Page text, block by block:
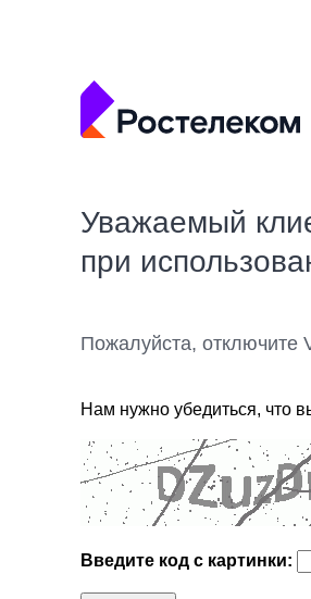
Уважаемый
при
Пожалуйста, отключите
Нам нужно убедиться, что
Введите код с картинки: